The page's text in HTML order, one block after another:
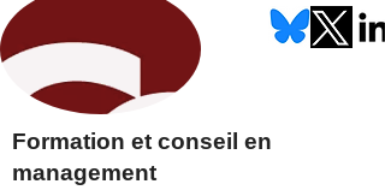
Formation et conseil en
management